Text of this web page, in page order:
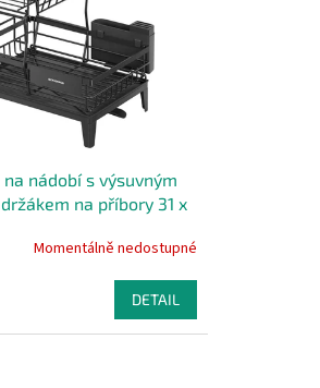
na nádobí s výsuvným
na příbory 31 x
Momentálně nedostupné
DETAIL